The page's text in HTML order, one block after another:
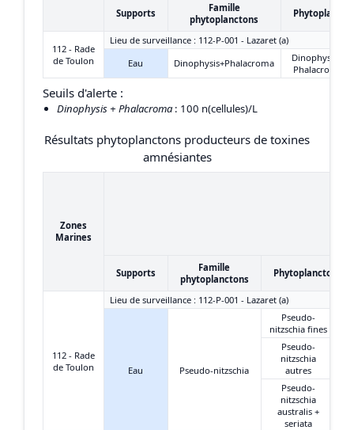
Supports
Famille
phytoplanctons
112 - Rade
de Toulon
Lieu de surveillance : 112-P-001 - Lazaret (a)
Eau
Dinophysis+Phalacroma
Dinophysis +
Phalacroma
Seuils d'alerte :
Dinophysis + Phalacroma : 100 n(cellules)/L
Résultats phytoplanctons producteurs de toxines
amnésiantes
Zones
Marines
Supports
Famille
phytoplanctons
Phytoplanctons
112 - Rade
de Toulon
Lieu de surveillance : 112-P-001 - Lazaret (a)
Eau Pseudo-nitzschia
Pseudo-
nitzschia fines
Pseudo-
nitzschia
autres
Pseudo-
nitzschia
australis +
seriata